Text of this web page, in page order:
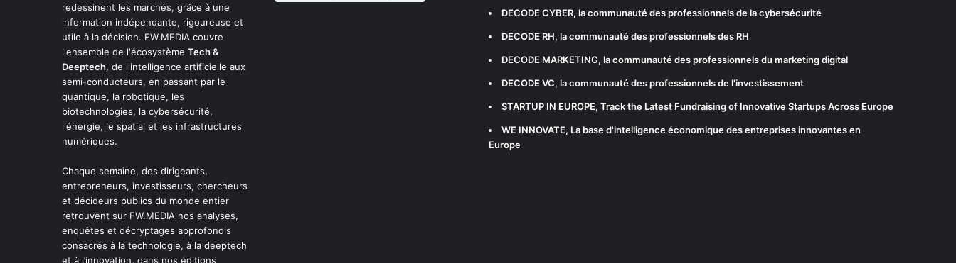
redessinent les marchés, grâce à une
information indépendante, rigoureuse et
utile à la décision. FW.MEDIA couvre
l'ensemble de l'écosystème Tech &
Deeptech, de l'intelligence artificielle aux
semi-conducteurs, en passant par le
quantique, la robotique, les
biotechnologies, la cybersécurité,
l'énergie, le spatial et les infrastructures
numériques.
Chaque semaine, des dirigeants,
entrepreneurs, investisseurs, chercheurs
et décideurs publics du monde entier
retrouvent sur FW.MEDIA nos analyses,
enquêtes et décryptages approfondis
consacrés à la technologie, à la deeptech
et à l’innovation, dans nos éditions
DECODE CYBER, la communauté des professionnels de la cybersécurité
DECODE RH, la communauté des professionnels des RH
DECODE MARKETING, la communauté des professionnels du marketing digital
DECODE VC, la communauté des professionnels de l'investissement
STARTUP IN EUROPE, Track the Latest Fundraising of Innovative Startups Across Europe
WE INNOVATE, La base d'intelligence économique des entreprises innovantes en
Europe